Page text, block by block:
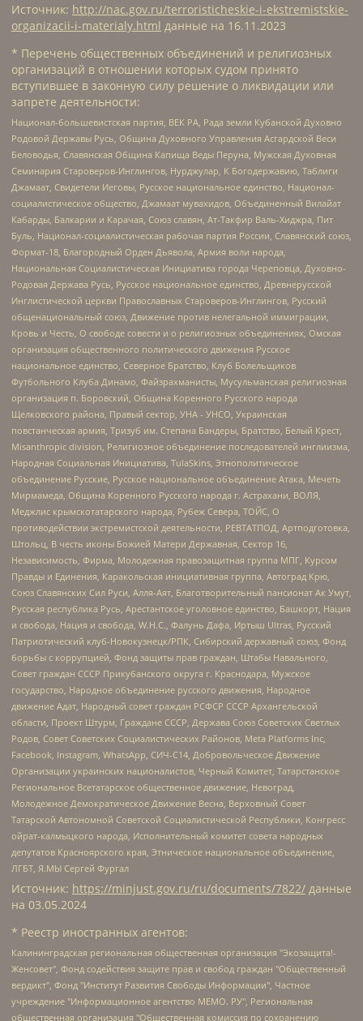
Источник: http://nac.gov.ru/terroristicheskie-i-ekstremistskie-
organizacii-i-materialy.html данные на 16.11.2023
* Перечень общественных объединений и религиозных
организаций в отношении которых судом принято
вступившее в законную силу решение о ликвидации или
запрете деятельности:
Национал-большевистская партия, ВЕК РА, Рада земли Кубанской Духовно
Родовой Державы Русь, Община Духовного Управления Асгардской Веси
Беловодья, Славянская Община Капища Веды Перуна, Мужская Духовная
Семинария Староверов-Инглингов, Нурджулар, К Богодержавию, Таблиги
Джамаат, Свидетели Иеговы, Русское национальное единство, Национал-
социалистическое общество, Джамаат мувахидов, Объединенный Вилайат
Кабарды, Балкарии и Карачая, Союз славян, Ат-Такфир Валь-Хиджра, Пит
Буль, Национал-социалистическая рабочая партия России, Славянский союз,
Формат-18, Благородный Орден Дьявола, Армия воли народа,
Национальная Социалистическая Инициатива города Череповца, Духовно-
Родовая Держава Русь, Русское национальное единство, Древнерусской
Инглистической церкви Православных Староверов-Инглингов, Русский
общенациональный союз, Движение против нелегальной иммиграции,
Кровь и Честь, О свободе совести и о религиозных объединениях, Омская
организация общественного политического движения Русское
национальное единство, Северное Братство, Клуб Болельщиков
Футбольного Клуба Динамо, Файзрахманисты, Мусульманская религиозная
организация п. Боровский, Община Коренного Русского народа
Щелковского района, Правый сектор, УНА - УНСО, Украинская
повстанческая армия, Тризуб им. Степана Бандеры, Братство, Белый Крест,
Misanthropic division, Религиозное объединение последователей инглиизма,
Народная Социальная Инициатива, TulaSkins, Этнополитическое
объединение Русские, Русское национальное объединение Атака, Мечеть
Мирмамеда, Община Коренного Русского народа г. Астрахани, ВОЛЯ,
Меджлис крымскотатарского народа, Рубеж Севера, ТОЙС, О
противодействии экстремистской деятельности, РЕВТАТПОД, Артподготовка,
Штольц, В честь иконы Божией Матери Державная, Сектор 16,
Независимость, Фирма, Молодежная правозащитная группа МПГ, Курсом
Правды и Единения, Каракольская инициативная группа, Автоград Крю,
Союз Славянских Сил Руси, Алля-Аят, Благотворительный пансионат Ак Умут,
Русская республика Русь, Арестантское уголовное единство, Башкорт, Нация
и свобода, Нация и свобода, W.H.С., Фалунь Дафа, Иртыш Ultras, Русский
Патриотический клуб-Новокузнецк/РПК, Сибирский державный союз, Фонд
борьбы с коррупцией, Фонд защиты прав граждан, Штабы Навального,
Совет граждан СССР Прикубанского округа г. Краснодара, Мужское
государство, Народное объединение русского движения, Народное
движение Адат, Народный совет граждан РСФСР СССР Архангельской
области, Проект Штурм, Граждане СССР, Держава Союз Советских Светлых
Родов, Совет Советских Социалистических Районов, Meta Platforms Inc,
Facebook, Instagram, WhatsApp, СИЧ-С14, Добровольческое Движение
Организации украинских националистов, Черный Комитет, Татарстанское
Региональное Всетатарское общественное движение, Невоград,
Молодежное Демократическое Движение Весна, Верховный Совет
Татарской Автономной Советской Социалистической Республики, Конгресс
ойрат-калмыцкого народа, Исполнительный комитет совета народных
депутатов Красноярского края, Этническое национальное объединение,
ЛГБТ, Я.МЫ Сергей Фургал
Источник: https://minjust.gov.ru/ru/documents/7822/ данные
на 03.05.2024
* Реестр иностранных агентов:
Калининградская региональная общественная организация "Экозащита!-Женсовет", Фонд содействия защите прав и свобод граждан "Общественный вердикт", Фонд "Институт Развития Свободы Информации", Частное учреждение "Информационное агентство МЕМО. РУ", Региональная общественная организация "Общественная комиссия по сохранению наследия академика Сахарова", Фонд поддержки свободы прессы, Санкт-Петербургская общественная правозащитная организация "Гражданский контроль", Межрегиональная общественная организация "Информационно-просветительский центр "Мемориал", Региональный Фонд "Центр Защиты Прав Средств Массовой Информации", с 05.12.2023 Фонд "Центр Защиты Прав Средств массовой информации", Региональная общественная благотворительная организация помощи беженцам и мигрантам "Гражданское содействие", Негосударственное образовательное учреждение дополнительного профессионального образования (повышение квалификации) специалистов "АКАДЕМИЯ ПО ПРАВАМ ЧЕЛОВЕКА", Свердловская региональная общественная организация "Сутяжник", Автономная некоммерческая организация "Центр независимых социологических исследований", Союз общественных объединений "Российский исследовательский центр по правам человека", Региональное общественное учреждение научно-информационный центр "МЕМОРИАЛ", Некоммерческая организация "Фонд защиты гласности", Автономная некоммерческая организация "Институт прав человека", Городская общественная организация "Екатеринбургское общество "МЕМОРИАЛ", Городская общественная организация "Рязанское историко-просветительское и правозащитное общество "Мемориал" (Рязанский Мемориал), Челябинский региональный орган общественной самодеятельности – женское общественное объединение "Женщины Евразии", Челябинский региональный орган общественной самодеятельности "Уральская правозащитная группа", Фонд содействия защите здоровья и социальной справедливости имени Андрея Рылькова, Автономная Некоммерческая Организация "Аналитический Центр Юрия Левады", Автономная некоммерческая организация социальной поддержки населения "Проект Апрель", Региональная общественная организация помощи женщинам и детям, находящимся в кризисной ситуации "Информационно-методический центр "Анна", Фонд содействия развитию массовых коммуникаций и правовому просвещению "Так-так-Так", Фонд содействия устойчивому развитию "Серебряная тайга", Свердловский региональный общественный фонд социальных проектов "Новое время", "Idel.Реалии", Кавказ.Реалии, Крым.Реалии, Телеканал Настоящее Время, Татаро-башкирская служба Радио Свобода (Azatliq Radiosi), Радио Свободная Европа/Радио Свобода (PCE/PC), "Сибирь.Реалии", "Фактограф", Благотворительный фонд помощи осужденным и их семьям, Автономная некоммерческая организация "Институт глобализации и социальных движений", Фонд "В защиту прав заключенных", Частное учреждение "Центр поддержки и содействия развитию средств массовой информации", Пензенский региональный общественный благотворительный фонд "Гражданский союз", "Север.Реалии", Некоммерческая организация Фонд "Правовая инициатива", Общество с ограниченной ответственностью "Радио Свободная Европа/Радио Свобода", Чешское информационное агентство "MEDIUM-ORIENT", Красноярская региональная общественная организация "Мы против СПИДа", Камалягин Денис Николаевич, Маркелов Сергей Евгеньевич, Пономарев Лев Александрович, Савицкая Людмила Алексеевна, Автономная некоммерческая организация "Центр по работе с проблемой насилия "НАСИЛИЮ.НЕТ", Межрегиональный профессиональный союз работников здравоохранения "Альянс врачей", Юридическое лицо, зарегистрированное в Латвийской Республике, SIA "Medusa Project" (регистрационный номер 40103797863, дата регистрации 10.06.2014), Некоммерческая организация "Фонд по борьбе с коррупцией", Автономная некоммерческая организация "Институт права и публичной политики", Баданин Роман Сергеевич, Гликин Максим Александрович, Железнова Мария Михайловна, Лукьянова Юлия Сергеевна, Маетная Елизавета Витальевна, Маняхин Петр Борисович, Чуракова Ольга Владимировна, Ярош Юлия Петровна, Юридическое лицо "The Insider SIA", зарегистрированное в Риге, Латвийская Республика (дата регистрации 26.06.2015), являющееся администратором доменного имени интернет-издания "The Insider SIA", https://theins.ru, Постернак Алексей Евгеньевич, Рубин Михаил Аркадьевич, Анин Роман Александрович, Юридическое лицо Istories fonds, зарегистрированное в Латвийской Республике (регистрационный номер 50008295751, дата регистрации 24.02.2020), Великовский Дмитрий Александрович, Долинина Ирина Николаевна, Мароховская Алеся Алексеевна, Шлейнов Роман Юрьевич, Шмагун Олеся Валентиновна, Общество с ограниченной ответственностью "Альтаир 2021", Общество с ограниченной ответственностью "Вега 2021", Общество с ограниченной ответственностью "Главный редактор 2021", Общество с ограниченной ответственностью "Ромашки монолит", Важенков Артем Валерьевич, Ивановская областная общественная организация "Центр гендерных исследований", Гурман Юрий Альбертович, Медиапроект "ОВД-Инфо", Егоров Владимир Владимирович, Жилинский Владимир Александрович, Общество с ограниченной ответственностью "ЗП", Иванова София Юрьевна, Карезина Инна Павловна, Кильтау Екатерина Викторовна, Петров Алексей Викторович, Пискунов Сергей Евгеньевич, Смирнов Сергей Сергеевич, Тихонов Михаил Сергеевич, Общество с ограниченной ответственностью "ЖУРНАЛИСТ-ИНОСТРАННЫЙ АГЕНТ", Арапова Галина Юрьевна, Вольтская Татьяна Анатольевна, Американская компания "Mason G.E.S. Anonymous Foundation" (США), являющаяся владельцем интернет-издания https://mnews.world/, Компания "Stichting Bellingcat", зарегистрированная в Нидерландах (дата регистрации 11.07.2018), Захаров Андрей Вячеславович, Клепиковская Екатерина Дмитриевна, Общество с ограниченной ответственностью "МЕМО", Перл Роман Александрович, Симонов Евгений Алексеевич, Соловьева Елена Анатольевна, Сотников Даниил Владимирович, Сурначева Елизавета Дмитриевна, Автономная некоммерческая организация по защите прав человека и информированию населения "Якутия – Наше Мнение", Общество с ограниченной ответственностью "Москоу диджитал медиа", с 26.01.2023 Общество с ограниченной ответственностью "Чайка Белые сады", Ветошкина Валерия Валерьевна, Заговора Максим Александрович, Межрегиональное общественное движение "Российская ЛГБТ - сеть", Оленичев Максим Владимирович, Павлов Иван Юрьевич, Скворцова Елена Сергеевна, Общество с ограниченной ответственностью "Как бы инагент", Кочетков Игорь Викторович, Общество с ограниченной ответственностью "Честные выборы", Еланчик Олег Александрович, Общество с ограниченной ответственностью "Нобелевский призыв", Гималова Регина Эмилевна, Григорьев Андрей Валерьевич, Григорьева Алина Александровна, Ассоциация по содействию защите прав призывников, альтернативнослужащих и военнослужащих "Правозащитная группа "Гражданин.Армия.Право", Хисамова Регина Фаритовна, Автономная некоммерческая организация по реализации социально-правовых программ "Лилит", Дальневосточное общественное движение "Маяк", Санкт-Петербургская ЛГБТ-инициативная группа "Выход", Инициативная группа ЛГБТ+ "Реверс", Алексеев Андрей Викторович, Бекбулатова Таисия Львовна, Беляев Иван Михайлович, Владыкина Елена Сергеевна, Гельман Марат Александрович, Никульшина Вероника Юрьевна, Толоконникова Надежда Андреевна, Шендерович Виктор Анатольевич, Общество с ограниченной ответственностью "Данное сообщение", Общество с ограниченной ответственностью Издательский дом "Новая глава", Айнбиндер Александра Александровна, Московский комьюнити-центр для ЛГБТ+инициатив, Благотворительный фонд развития филантропии, Deutsche Welle (Германия, Kurt-Schumacher-Strasse 3, 53113 Bonn), Борзунова Мария Михайловна, Воробьев Виктор Викторович, Голубева Анна Львовна, Константинова Алла Михайловна, Малкова Ирина Владимировна, Мурадов Мурад Абдулгалимович, Осетинская Елизавета Николаевна, Понасенков Евгений Николаевич, Ганапольский Матвей Юрьевич, Киселев Евгений Алексеевич, Борухович Ирина Григорьевна, Дремин Иван Тимофеевич, Дубровский Дмитрий Викторович, Красноярская региональная общественная организация поддержки и развития альтернативных образовательных технологий и межкультурных коммуникаций "ИНТЕРРА", Маяковская Екатерина Алексеевна, Фейгин Марк Захарович, Филимонов Андрей Викторович, Дзугкоева Регина Николаевна, Доброхотов Роман Александрович, Дудь Юрий Александрович, Елкин Сергей Владимирович, Кругликов Кирилл Игоревич, Сабунаева Мария Леонидовна, Семенов Алексей Владимирович, Шаинян Карен Багратович, Шульман Екатерина Михайловна, Асафьев Артур Валерьевич, Вахштайн Виктор Семенович, Венедиктов Алексей Алексеевич, Лушникова Екатерина Евгеньевна, Волков Леонид Михайлович, Невзоров Александр Глебович, Пархоменко Сергей Борисович, Сироткин Ярослав Николаевич, Кара-Мурза Владимир Владимирович, Баранова Наталья Владимировна, Гозман Леонид Яковлевич, Кагарлицкий Борис Юльевич, Климарев Михаил Валерьевич, Милов Владимир Станиславович, Автономная некоммерческая организация Краснодарский центр современного искусства "Типография", Моргенштерн Алишер Тагирович, Соболь Любовь Эдуардовна, Общество с ограниченной ответственностью "ЛИЗА НОРМ", Каспаров Гарри Кимович, Ходорковский Михаил Борисович, Общество с ограниченной ответственностью "Апрельские тезисы", Данилович Ирина Брониславовна, Кашин Олег Владимирович, Петров Николай Владимирович, Пивоваров Алексей Владимирович, Соколов Михаил Владимирович, Цветкова Юлия Владимировна, Чичваркин Евгений Александрович, Комитет против пыток/Команда против пыток, Общество с ограниченной ответственностью "Первый научный", Общество с ограниченной ответственностью "Вертолет и ко", Белоцерковская Вероника Борисовна, Кац Максим Евгеньевич, Лазарева Татьяна Юрьевна, Шаведдинов Руслан Табризович, Яшин Илья Валерьевич, Общество с ограниченной ответственностью "Иноагент ААВ", Алешковский Дмитрий Петрович, Альбац Евгения Марковна, Быков Дмитрий Львович, Галямина Юлия Евгеньевна, Лойко Сергей Леонидович, Мартынов Кирилл Константинович, Медведев Сергей Александрович, Крашенинников Федор Геннадиевич, Гордеева Катерина Вл